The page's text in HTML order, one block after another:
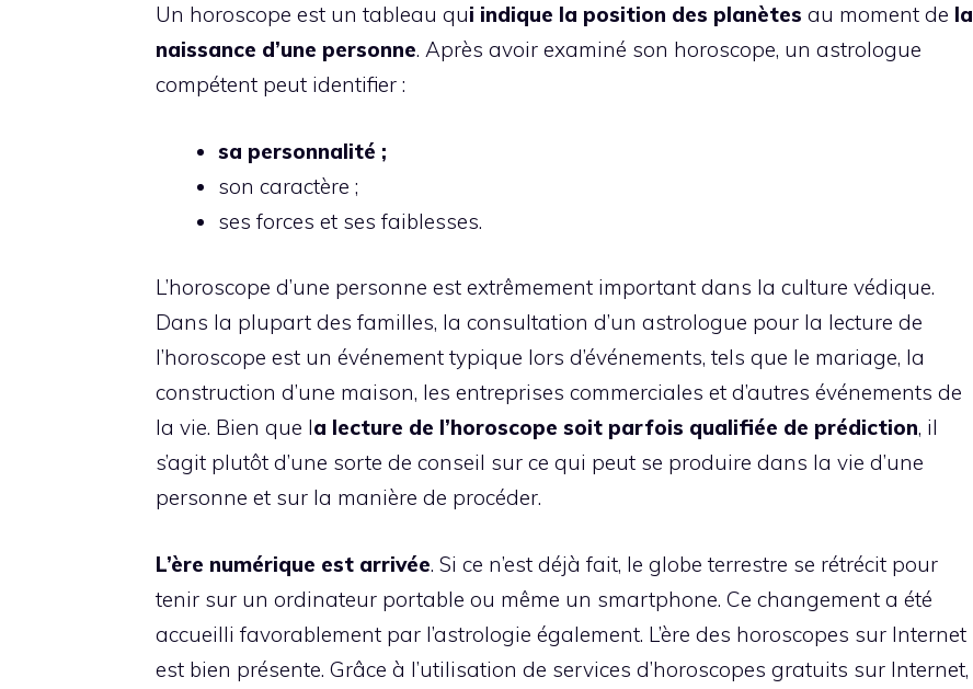
Un horoscope est un tableau qui indique la position des planètes au moment de la
naissance d’une personne. Après avoir examiné son horoscope, un astrologue
compétent peut identifier :
sa personnalité ;
son caractère ;
ses forces et ses faiblesses.
L’horoscope d’une personne est extrêmement important dans la culture védique.
Dans la plupart des familles, la consultation d’un astrologue pour la lecture de
l’horoscope est un événement typique lors d’événements, tels que le mariage, la
construction d’une maison, les entreprises commerciales et d’autres événements de
la vie. Bien que la lecture de l’horoscope soit parfois qualifiée de prédiction, il
s’agit plutôt d’une sorte de conseil sur ce qui peut se produire dans la vie d’une
personne et sur la manière de procéder.
L’ère numérique est arrivée. Si ce n’est déjà fait, le globe terrestre se rétrécit pour
tenir sur un ordinateur portable ou même un smartphone. Ce changement a été
accueilli favorablement par l’astrologie également. L’ère des horoscopes sur Internet
est bien présente. Grâce à l’utilisation de services d’horoscopes gratuits sur Internet,